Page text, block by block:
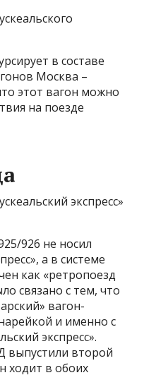
в составе
Москва –
этот вагон можно
на поезде
экспресс»
926 не носил
а в системе
как «ретропоезд
связано с тем, что
вагон-
и именно с
экспресс».
выпустили второй
ходит в обоих